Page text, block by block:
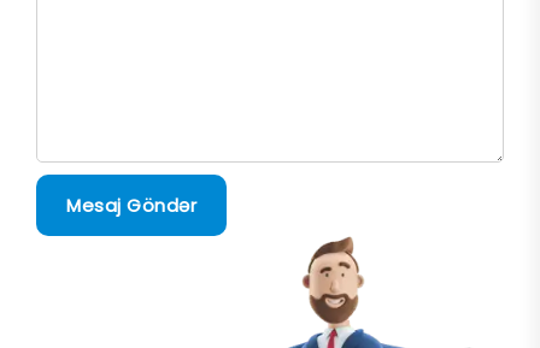
Mesaj Göndər